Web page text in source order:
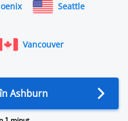
Seattle
Vancouver
Ashburn